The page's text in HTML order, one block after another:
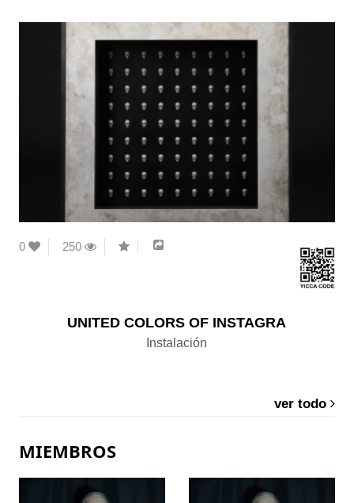
0 250
UNITED COLORS OF INSTAGRA
Instalación
ver todo
MIEMBROS